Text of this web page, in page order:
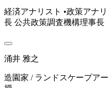
経済アナリスト •政策アナ
長 公共政策調査機構理事長
涌井 雅之
造園家 / ランドスケープア